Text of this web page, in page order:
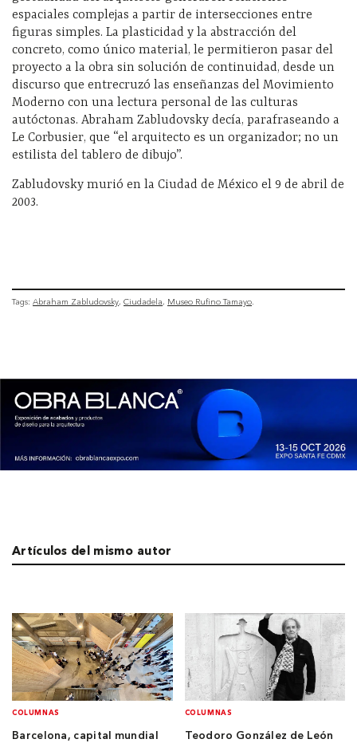
espaciales complejas a partir de intersecciones entre
figuras simples. La plasticidad y la abstracción del
concreto, como único material, le permitieron pasar del
proyecto a la obra sin solución de continuidad, desde un
discurso que entrecruzó las enseñanzas del Movimiento
Moderno con una lectura personal de las culturas
autóctonas. Abraham Zabludovsky decía, parafraseando a
Le Corbusier, que “el arquitecto es un organizador; no un
estilista del tablero de dibujo”.
Zabludovsky murió en la Ciudad de México el 9 de abril de
2003.
Tags: Abraham Zabludovsky Ciudadela Museo Rufino Tamayo
Artículos del mismo autor
COLUMNAS
Barcelona, capital mundial
COLUMNAS
Teodoro González de León